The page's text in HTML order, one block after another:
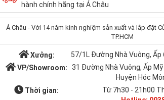
hành chính hãng tại Á Châu
Á Châu - Với 14 năm kinh nghiệm sản xuất và lắp đặt
TP.HCM
Xưởng:
57/1L Đường Nhà Vuông, Ấp
VP/Showroom:
31 Đường Nhà Vuông, Ấp
Huyện Hóc
Thời gian:
Từ 7h30 - 21h00